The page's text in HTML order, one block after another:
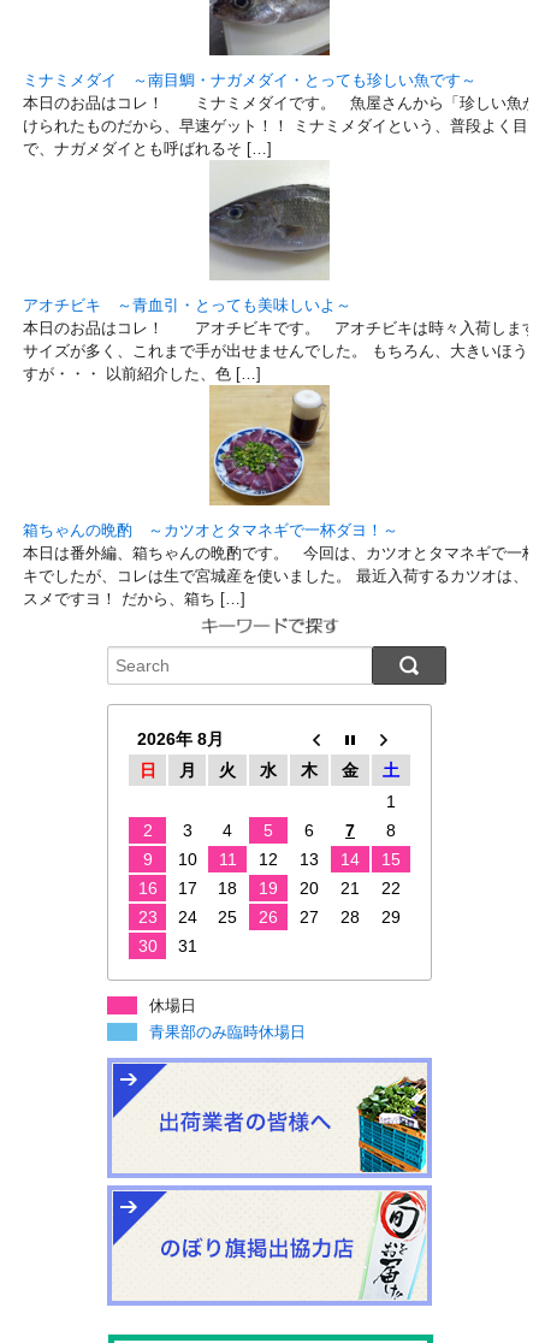
ミナミメダイ ～南目鯛・ナガメダイ・とっても珍しい魚です～
本日のお品はコレ！ ミナミメダイです。 魚屋さんから「珍しい魚が
けられたものだから、早速ゲット！！ ミナミメダイという、普段よく目
で、ナガメダイとも呼ばれるそ […]
アオチビキ ～青血引・とっても美味しいよ～
本日のお品はコレ！ アオチビキです。 アオチビキは時々入荷します
サイズが多く、これまで手が出せませんでした。 もちろん、大きいほう
すが・・・ 以前紹介した、色 […]
箱ちゃんの晩酌 ～カツオとタマネギで一杯ダヨ！～
本日は番外編、箱ちゃんの晩酌です。 今回は、カツオとタマネギで一
キでしたが、コレは生で宮城産を使いました。 最近入荷するカツオは、
スメですヨ！ だから、箱ち […]
2026年 8月
日
月 火 水 木 金
土
1
2
3 4 5 6 7
8
9
10 11 12 13 14
15
16
17 18 19 20 21
22
23
24 25 26 27 28
29
30
31
休場日
青果部のみ臨時休場日